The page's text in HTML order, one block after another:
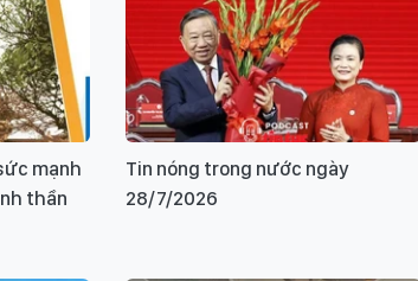
mạnh
thần
Tin nóng trong nước ngày
28/7/2026